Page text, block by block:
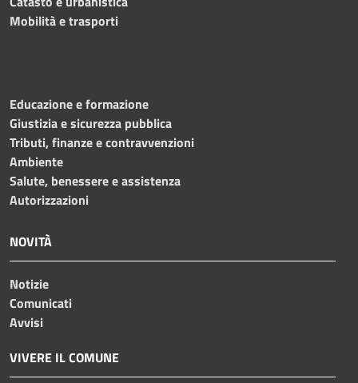
Mobilità e trasporti
Educazione e formazione
Giustizia e sicurezza pubblica
Tributi, finanze e contravvenzioni
Ambiente
Salute, benessere e assistenza
Autorizzazioni
NOVITÀ
Notizie
Comunicati
Avvisi
VIVERE IL COMUNE